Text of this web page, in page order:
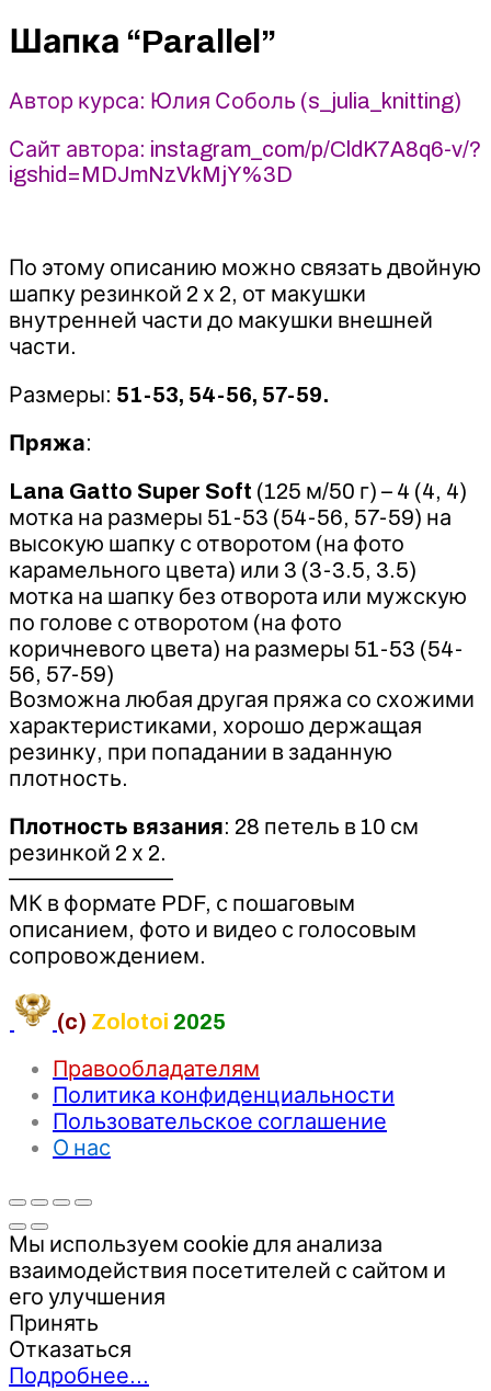
-
Юлия
Шапка “Parallel”
Автор курса: Юлия Соболь (s_julia_knitting)
Сайт автора: instagram_com/p/CldK7A8q6-v/?
igshid=MDJmNzVkMjY%3D
По этому описанию можно связать двойную
шапку резинкой 2 х 2, от макушки
внутренней части до макушки внешней
части.
Размеры: 51-53, 54-56, 57-59.
Пряжа:
Lana Gatto Super Soft (125 м/50 г) – 4 (4, 4)
мотка на размеры 51-53 (54-56, 57-59) на
высокую шапку с отворотом (на фото
карамельного цвета) или 3 (3-3.5, 3.5)
мотка на шапку без отворота или мужскую
по голове с отворотом (на фото
коричневого цвета) на размеры 51-53 (54-
56, 57-59)
Возможна любая другая пряжа со схожими
характеристиками, хорошо держащая
резинку, при попадании в заданную
плотность.
Плотность вязания: 28 петель в 10 см
резинкой 2 х 2.
———————–
МК в формате PDF, с пошаговым
описанием, фото и видео с голосовым
сопровождением.
(c) Zolotoi 2025
Правообладателям
Политика конфиденциальности
Пользовательское соглашение
О нас
Мы используем cookie для анализа
взаимодействия посетителей с сайтом и
его улучшения
Принять
Отказаться
Подробнее…